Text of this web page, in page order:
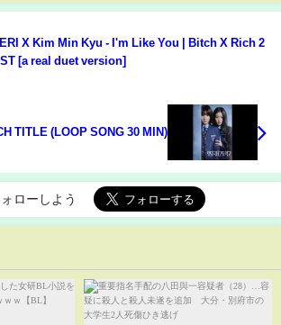
X Kim Min Kyu - I'm Like You | Bitch X Rich 2
[a real duet version]
TITLE (LOOP SONG 30 MIN)
ローしよう